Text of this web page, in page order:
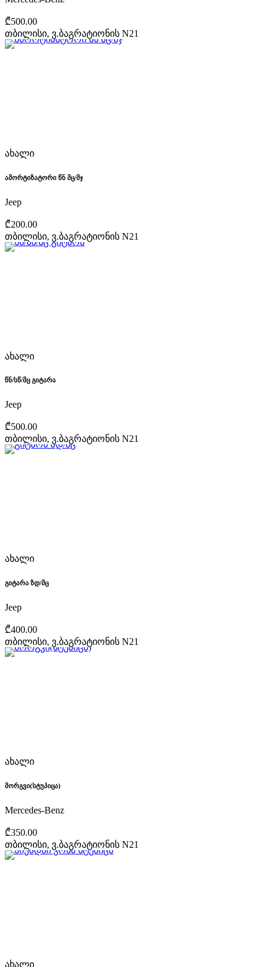
₾500.00
თბილისი, ვ.ბაგრატიონის N21
ახალი
ამორტიზატორი წნ მც/მჯ
Jeep
₾200.00
თბილისი, ვ.ბაგრატიონის N21
ახალი
წნ/სწ/მც გიტარა
Jeep
₾500.00
თბილისი, ვ.ბაგრატიონის N21
ახალი
გიტარა ზდ/მც
Jeep
₾400.00
თბილისი, ვ.ბაგრატიონის N21
ახალი
მორგვი(სტუპიცა)
Mercedes-Benz
₾350.00
თბილისი, ვ.ბაგრატიონის N21
ახალი